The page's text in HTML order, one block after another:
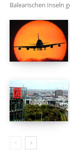
Balearischen Inseln